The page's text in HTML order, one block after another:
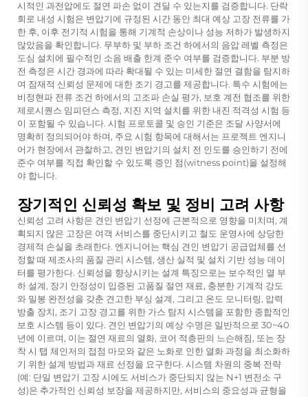
시적인 과전압에도 절연 파손 없이 견딜 수 있는지를 검증합니다. 단락
회로 내성 시험은 변압기에 규정된 시간 동안 최대 예상 고장 전류를 가
한 후, 이후 전기적 시험을 통해 기계적 손상이나 성능 저하가 발생하지
않았음을 확인합니다. 무부하 및 부하 조건 하에서의 음압 레벨 측정은
도심 설치에 필수적인 소음 배출 한계 준수 여부를 검증합니다. 부분 방
전 측정은 시간 경과에 따라 확대될 수 있는 미세한 절연 결함을 탐지하
여 잠재적 신뢰성 문제에 대한 조기 경고를 제공합니다. 특수 시험에는
비정현파 전류 조건 하에서의 고조파 손실 평가, 보호 계전 협조를 위한
제로시퀀스 임피던스 측정, 지진 지역 설치를 위한 내진 적격성 시험 등
이 포함될 수 있습니다. 시험 프로토콜 및 승인 기준은 조달 사양서에
명확히 정의되어야 하며, 주요 시험 항목에 대해서는 프로젝트 엔지니
어가 현장에서 관찰하고, 견인 변압기의 설치 전 인도를 승인하기 전에
준수 여부를 직접 확인할 수 있도록 증인 점(witness point)을 설정해
야 합니다.
장기적인 신뢰성 확보 및 정비 고려 사항
신뢰성 고려 사항은 견인 변압기 선정에 근본적으로 영향을 미치며, 계
획되지 않은 고장은 여객 서비스를 중단시키고 철도 운영사에 상당한
경제적 손실을 초래한다. 엔지니어는 핵심 견인 변압기 공급업체를 선
정할 때 제조사의 품질 관리 시스템, 생산 실적 및 설치 기반 성능 데이
터를 평가한다. 신뢰성을 향상시키는 설계 특징으로는 보수적인 열 부
하 설계, 장기 안정성이 입증된 고품질 절연 재료, 충분한 기계적 강도
와 밀봉 완전성을 갖춘 견고한 부싱 설계, 그리고 온도 모니터링, 압력
방출 장치, 조기 고장 경고를 위한 가스 탐지 시스템을 포함한 종합적인
보호 시스템 등이 있다. 견인 변압기의 예상 수명은 일반적으로 30~40
년에 이르며, 이는 절연 재료의 열화, 코어 적층판의 느슨해짐, 또는 장
착 시 탭 체인저의 접점 마모와 같은 노화로 인한 열화 과정을 최소화하
기 위한 설계 방법과 재료 선정을 요구한다. 시스템 차원의 중복 전략
(예: 단일 변압기 고장 시에도 서비스가 중단되지 않는 N+1 변전소 구
성)은 추가적인 신뢰성 보장을 제공하지만, 서비스의 중요성과 균형을